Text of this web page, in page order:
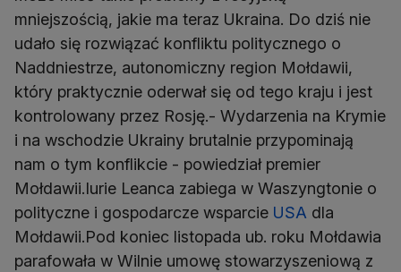
mniejszością, jakie ma teraz Ukraina. Do dziś nie
udało się rozwiązać konfliktu politycznego o
Naddniestrze, autonomiczny region Mołdawii,
który praktycznie oderwał się od tego kraju i jest
kontrolowany przez Rosję.- Wydarzenia na Krymie
i na wschodzie Ukrainy brutalnie przypominają
nam o tym konflikcie - powiedział premier
Mołdawii.Iurie Leanca zabiega w Waszyngtonie o
polityczne i gospodarcze wsparcie USA dla
Mołdawii.Pod koniec listopada ub. roku Mołdawia
parafowała w Wilnie umowę stowarzyszeniową z